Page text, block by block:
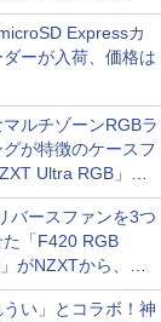
Expressカ
ーが入荷、価格は
ルチゾーンRGBラ
が特徴のケースフ
Ultra RGB」が
8製品
バースファンを3つ
「F420 RGB
がNZXTから、単
採用
うい」とコラボ！神